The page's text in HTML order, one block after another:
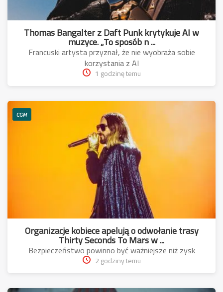
Thomas Bangalter z Daft Punk krytykuje AI w
muzyce. „To sposób n ...
Francuski artysta przyznał, że nie wyobraża sobie
korzystania z AI
1 godzinę temu
CGM
Organizacje kobiece apelują o odwołanie trasy
Thirty Seconds To Mars w ...
Bezpieczeństwo powinno być ważniejsze niż zysk
2 godziny temu